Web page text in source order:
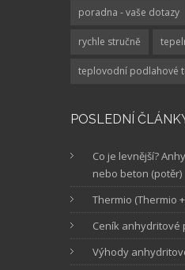
poradna - vaše dotazy
rychle stručně
teplovodní podlahové
POSLEDNÍ
Co je levnější?
nebo beton (potěr)
Thermio (Thermio
Ceník anhydritové
Výhody